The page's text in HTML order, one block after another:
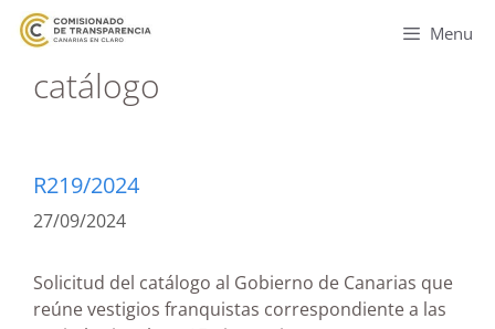
Menu
catálogo
R219/2024
27/09/2024
Solicitud del catálogo al Gobierno de Canarias que
reúne vestigios franquistas correspondiente a las